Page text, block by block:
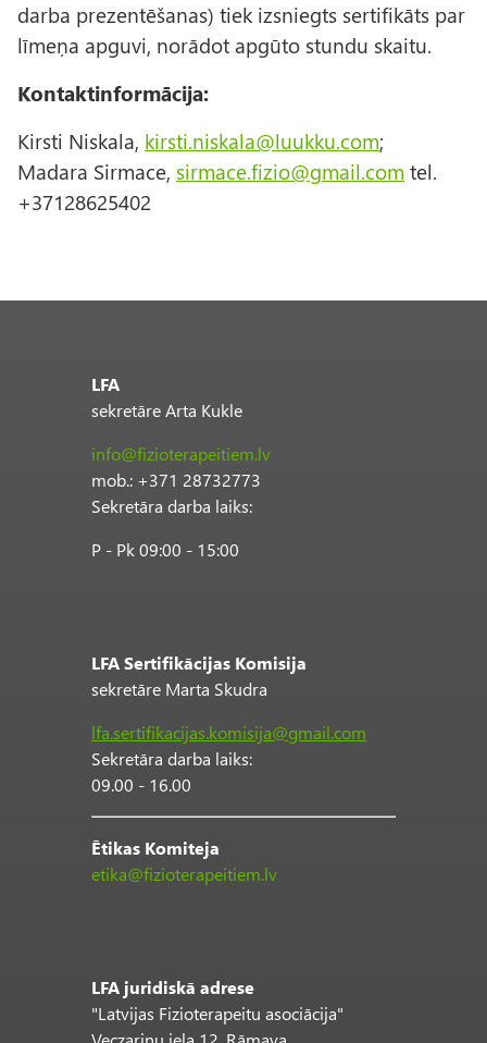
darba prezentēšanas) tiek izsniegts sertifikāts par
līmeņa apguvi, norādot apgūto stundu skaitu.
Kontaktinformācija:
Kirsti Niskala, kirsti.niskala@luukku.com;
Madara Sirmace, sirmace.fizio@gmail.com tel.
+37128625402
LFA
sekretāre Arta Kukle
info@fizioterapeitiem.lv
mob.: +371 28732773
Sekretāra darba laiks:
P - Pk 09:00 - 15:00
LFA Sertifikācijas Komisija
sekretāre Marta Skudra
lfa.sertifikacijas.komisija@gmail.com
Sekretāra darba laiks:
09.00 - 16.00
Ētikas Komiteja
etika@fizioterapeitiem.lv
LFA juridiskā adrese
"Latvijas Fizioterapeitu asociācija"